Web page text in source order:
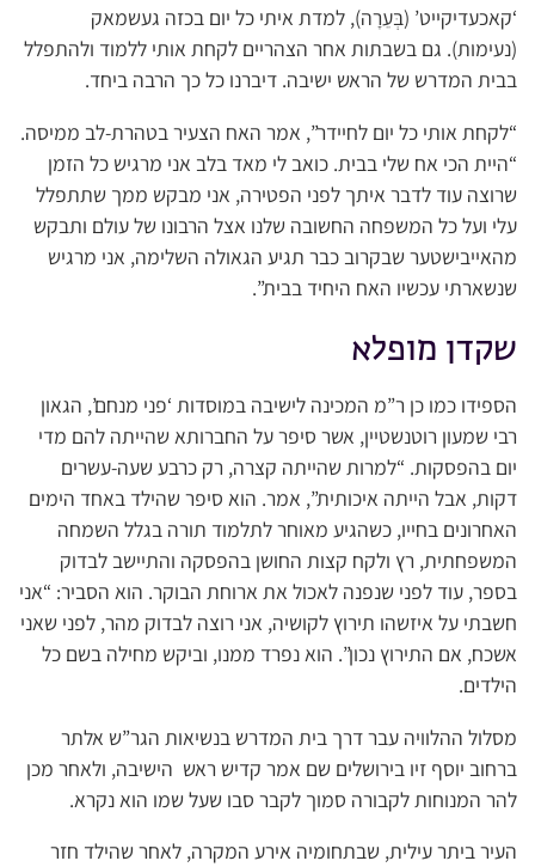
‘קאכעדיקייט’ (בְּעֵרָה), למדת איתי כל יום בכזה געשמאק
(נעימות). גם בשבתות אחר הצהריים לקחת אותי ללמוד ולהתפלל
בבית המדרש של הראש ישיבה. דיברנו כל כך הרבה ביחד.
“לקחת אותי כל יום לחיידר”, אמר האח הצעיר בטהרת-לב ממיסה.
“היית הכי אח שלי בבית. כואב לי מאד בלב אני מרגיש כל הזמן
שרוצה עוד לדבר איתך לפני הפטירה, אני מבקש ממך שתתפלל
עלי ועל כל המשפחה החשובה שלנו אצל הרבונו של עולם ותבקש
מהאייבישטער שבקרוב כבר תגיע הגאולה השלימה, אני מרגיש
שנשארתי עכשיו האח היחיד בבית”.
שקדן מופלא
הספידו כמו כן ר”מ המכינה לישיבה במוסדות ‘פני מנחם’, הגאון
רבי שמעון רוטנשטיין, אשר סיפר על החברותא שהייתה להם מדי
יום בהפסקות. “למרות שהייתה קצרה, רק כרבע שעה-עשרים
דקות, אבל הייתה איכותית”, אמר. הוא סיפר שהילד באחד הימים
האחרונים בחייו, כשהגיע מאוחר לתלמוד תורה בגלל השמחה
המשפחתית, רץ ולקח קצות החושן בהפסקה והתיישב לבדוק
בספר, עוד לפני שנפנה לאכול את ארוחת הבוקר. הוא הסביר: “אני
חשבתי על איזשהו תירוץ לקושיה, אני רוצה לבדוק מהר, לפני שאני
אשכח, אם התירוץ נכון”. הוא נפרד ממנו, וביקש מחילה בשם כל
הילדים.
מסלול ההלוויה עבר דרך בית המדרש בנשיאות הגר”ש אלתר
ברחוב יוסף זיו בירושלים שם אמר קדיש ראש הישיבה, ולאחר מכן
להר המנוחות לקבורה סמוך לקבר סבו שעל שמו הוא נקרא.
העיר ביתר עילית, שבתחומיה אירע המקרה, לאחר שהילד חזר